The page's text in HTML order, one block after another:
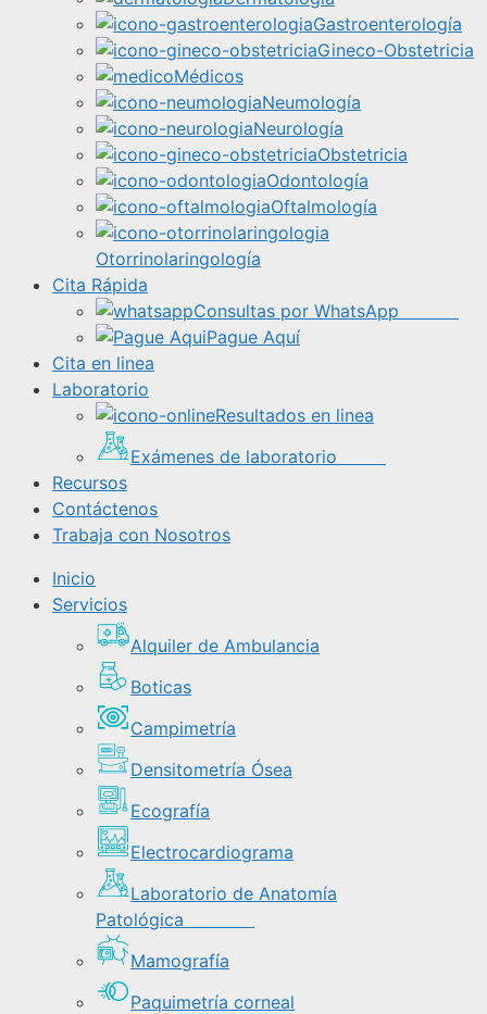
Gastroenterología
Gineco-Obstetricia
Médicos
Neumología
Neurología
Obstetricia
Odontología
Oftalmología
Otorrinolaringología
Cita Rápida
Consultas por WhatsApp
Pague Aquí
Cita en linea
Laboratorio
Resultados en linea
Exámenes de laboratorio
Recursos
Contáctenos
Trabaja con Nosotros
Inicio
Servicios
Alquiler de Ambulancia
Boticas
Campimetría
Densitometría Ósea
Ecografía
Electrocardiograma
Laboratorio de Anatomía
Patológica
Mamografía
Paquimetría corneal